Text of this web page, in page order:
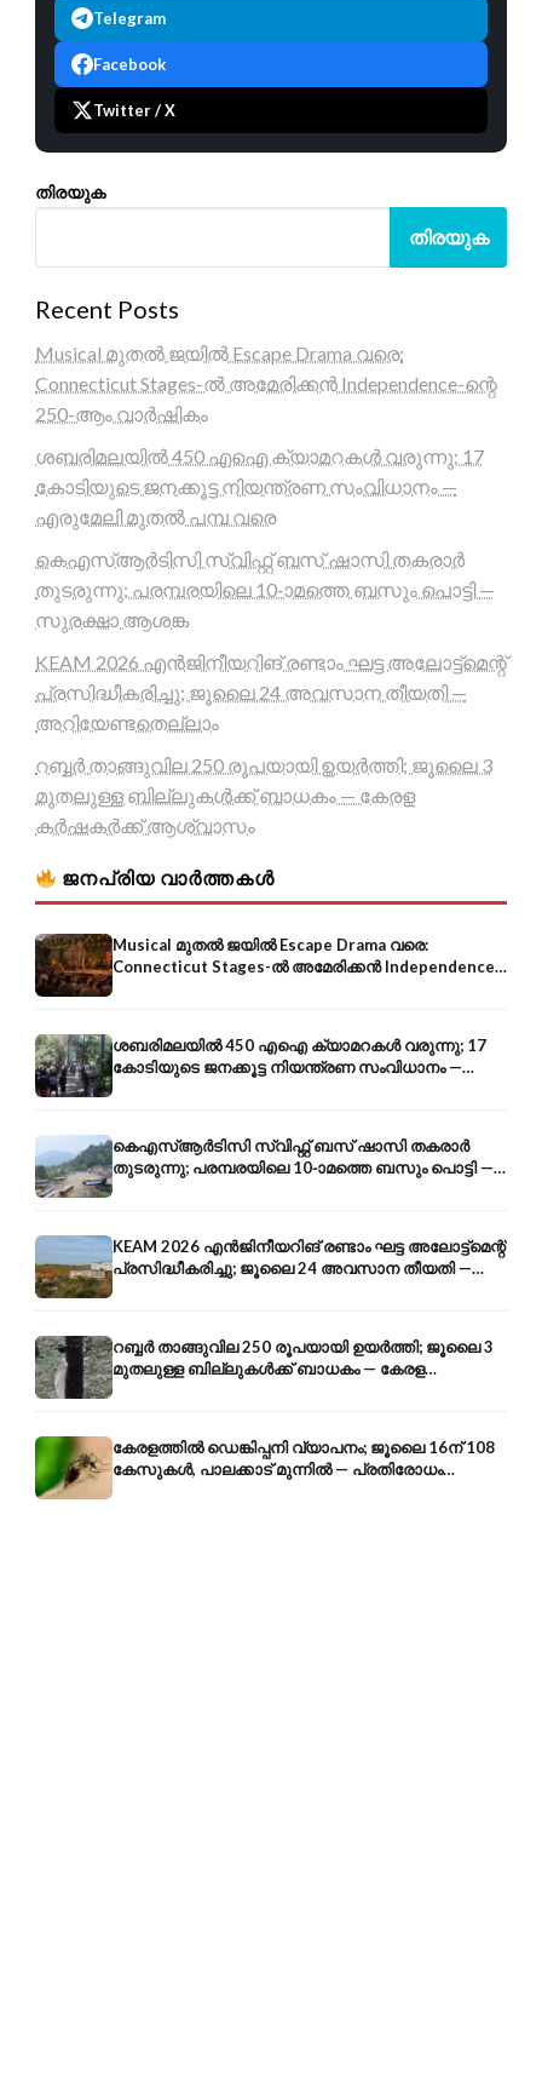
Telegram
Facebook
Twitter / X
തിരയുക
തിരയുക
Recent Posts
Musical മുതൽ ജയിൽ Escape Drama വരെ:
Connecticut Stages-ൽ അമേരിക്കൻ Independence-ന്റെ
250-ആം വാർഷികം
ശബരിമലയിൽ 450 എഐ ക്യാമറകൾ വരുന്നു; 17
കോടിയുടെ ജനക്കൂട്ട നിയന്ത്രണ സംവിധാനം —
എരുമേലി മുതൽ പമ്പ വരെ
കെഎസ്ആർടിസി സ്വിഫ്റ്റ് ബസ് ഷാസി തകരാർ
തുടരുന്നു; പരമ്പരയിലെ 10-ാമത്തെ ബസും പൊട്ടി —
സുരക്ഷാ ആശങ്ക
KEAM 2026 എൻജിനീയറിങ് രണ്ടാം ഘട്ട അലോട്ട്മെന്റ്
പ്രസിദ്ധീകരിച്ചു; ജൂലൈ 24 അവസാന തീയതി —
അറിയേണ്ടതെല്ലാം
റബ്ബർ താങ്ങുവില 250 രൂപയായി ഉയർത്തി; ജൂലൈ 3
മുതലുള്ള ബില്ലുകൾക്ക് ബാധകം — കേരള
കർഷകർക്ക് ആശ്വാസം
ജനപ്രിയ വാർത്തകൾ
Musical മുതൽ ജയിൽ Escape Drama വരെ:
Connecticut Stages-ൽ അമേരിക്കൻ Independence-
ന്റെ 250-ആം വാർഷികം
ശബരിമലയിൽ 450 എഐ ക്യാമറകൾ വരുന്നു; 17
കോടിയുടെ ജനക്കൂട്ട നിയന്ത്രണ സംവിധാനം —
എരുമേലി മുതൽ പമ്പ വരെ
കെഎസ്ആർടിസി സ്വിഫ്റ്റ് ബസ് ഷാസി തകരാർ
തുടരുന്നു; പരമ്പരയിലെ 10-ാമത്തെ ബസും പൊട്ടി —
സുരക്ഷാ ആശങ്ക
KEAM 2026 എൻജിനീയറിങ് രണ്ടാം ഘട്ട അലോട്ട്മെന്റ്
പ്രസിദ്ധീകരിച്ചു; ജൂലൈ 24 അവസാന തീയതി —
അറിയേണ്ടതെല്ലാം
റബ്ബർ താങ്ങുവില 250 രൂപയായി ഉയർത്തി; ജൂലൈ 3
മുതലുള്ള ബില്ലുകൾക്ക് ബാധകം — കേരള
കർഷകർക്ക് ആശ്വാസം
കേരളത്തിൽ ഡെങ്കിപ്പനി വ്യാപനം; ജൂലൈ 16ന് 108
കേസുകൾ, പാലക്കാട് മുന്നിൽ — പ്രതിരോധം
എങ്ങനെ?